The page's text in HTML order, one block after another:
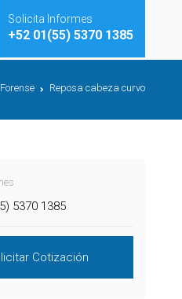
Solicita Informes
+52 01(55) 5370 1385
Reposa cabeza curvo
5370 1385
Cotización